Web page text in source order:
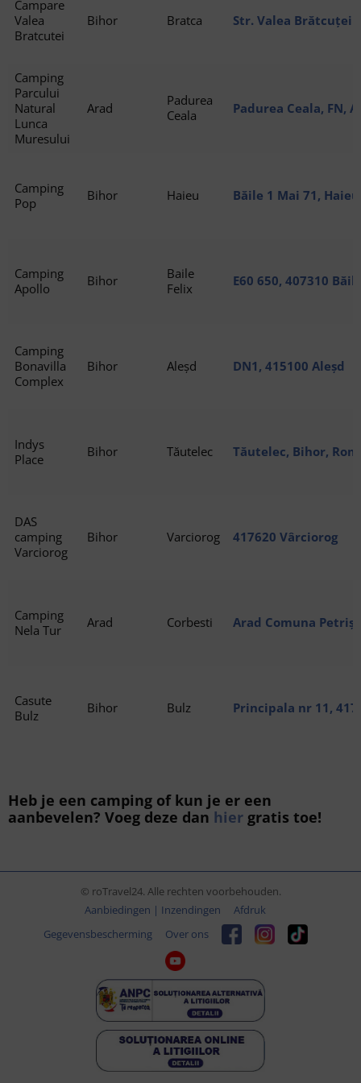
Campare
Valea
Bratcutei
Bihor Bratca Str. Valea Brătcuței
Camping
Parcului
Natural
Lunca
Muresului
Arad
Padurea
Ceala
Padurea Ceala, FN,
Camping
Pop
Bihor Haieu Băile 1 Mai 71, Haieu
Camping
Apollo
Bihor
Baile
Felix
E60 650, 407310
Camping
Bonavilla
Complex
Bihor Aleșd DN1, 415100 Aleșd
Indys
Place
Bihor Tăutelec Tăutelec, Bihor,
DAS
camping
Varciorog
Bihor Varciorog 417620 Vârciorog
Camping
Nela Tur
Arad Corbesti
Arad Comuna Petriș
Casute
Bulz
Bihor Bulz Principala nr 11,
Heb je een camping of kun je er een
aanbevelen? Voeg deze dan hier gratis toe!
© roTravel24. Alle rechten voorbehouden.
Aanbiedingen | Inzendingen
Afdruk
Gegevensbescherming
Over ons